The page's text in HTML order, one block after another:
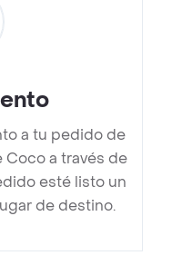
a tu pedido de
Coco a través de
esté listo un
de destino.